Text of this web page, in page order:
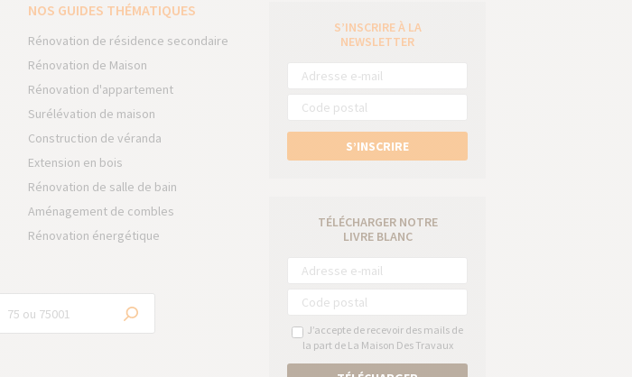
NOS GUIDES THÉMATIQUES
Rénovation de résidence secondaire
Rénovation de Maison
Rénovation d'appartement
Surélévation de maison
Construction de véranda
Extension en bois
Rénovation de salle de bain
Aménagement de combles
Rénovation énergétique
S’INSCRIRE À LA
NEWSLETTER
S’INSCRIRE
TÉLÉCHARGER NOTRE
LIVRE BLANC
J’accepte de recevoir des mails de
la part de La Maison Des Travaux